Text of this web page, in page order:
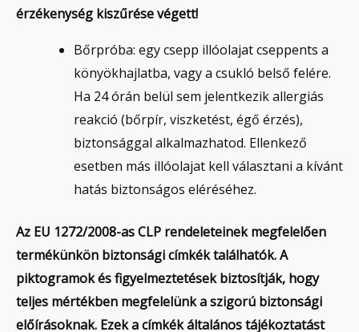
érzékenység kiszűrése végett!
Bőrpróba: egy csepp illóolajat cseppents a
könyökhajlatba, vagy a csukló belső felére.
Ha 24 órán belül sem jelentkezik allergiás
reakció (bőrpír, viszketést, égő érzés),
biztonsággal alkalmazhatod. Ellenkező
esetben más illóolajat kell választani a kívánt
hatás biztonságos eléréséhez.
Az EU 1272/2008-as CLP rendeleteinek megfelelően
termékünkön biztonsági címkék találhatók. A
piktogramok és figyelmeztetések biztosítják, hogy
teljes mértékben megfelelünk a szigorú biztonsági
előírásoknak. Ezek a címkék általános tájékoztatást